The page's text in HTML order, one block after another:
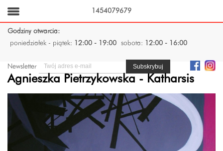
Godziny otwarcia:
poniedziałek - piątek:
12:00 - 19:00 sobota: 12:00 - 16:00
Newsletter
Agnieszka Pietrzykowska - Katharsis
1454079679